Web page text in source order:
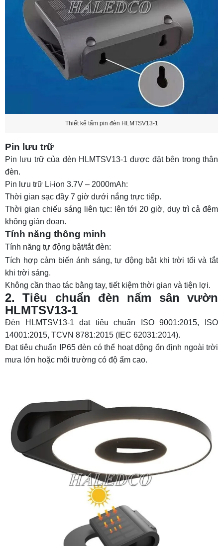
Thiết kế tấm pin đèn HLMTSV13-1
Pin lưu trữ
Pin lưu trữ của đèn HLMTSV13-1 được đặt bên trong thân
đèn.
Pin lưu trữ Li-ion 3.7V – 2000mAh:
Thời gian sạc đầy 7 giờ dưới nắng trực tiếp.
Thời gian chiếu sáng liên tục: lên tới 20 giờ, duy trì cả đêm
không gián đoạn.
Tính năng thông minh
Tính năng tự động bật/tắt đèn:
Tích hợp cảm biến ánh sáng, tự động bật khi trời tối và tắt
khi trời sáng.
Không cần thao tác bằng tay, tiết kiệm thời gian và tiện lợi.
2. Tiêu chuẩn đèn nấm sân vườn
HLMTSV13-1
Đèn HLMTSV13-1 đạt tiêu chuẩn ISO 9001:2015, ISO
14001:2015, TCVN 8781:2015 (IEC 62031:2014).
Đạt tiêu chuẩn IP65 đèn có thể hoạt động ổn định ngoài trời
mưa lớn hoặc môi trường có độ ẩm cao.